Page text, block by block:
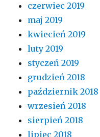
czerwiec 2019
maj 2019
kwiecień 2019
luty 2019
styczeń 2019
grudzień 2018
październik 2018
wrzesień 2018
sierpień 2018
lipiec 2018